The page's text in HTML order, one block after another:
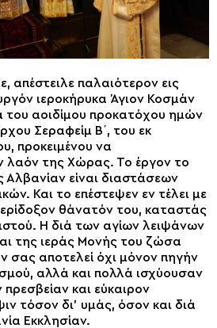
παλαιότερον εις
ιεροκήρυκα Άγιον Κοσμάν
του αοιδίμου προκατόχου ημών
Σεραφείμ Β΄, του εκ
προκειμένου να
λαόν της Χώρας. Το έργον το
Αλβανίαν είναι διαστάσεων
Και το επέστεψεν εν τέλει με
θάνατόν του, καταστάς
Η διά των αγίων λειψάνων
της ιεράς Μονής του ζώσα
σας αποτελεί όχι μόνον πηγήν
αλλά και πολλά ισχύουσαν
και εύκαιρον
τόσον δι’ υμάς, όσον και διά
Εκκλησίαν.